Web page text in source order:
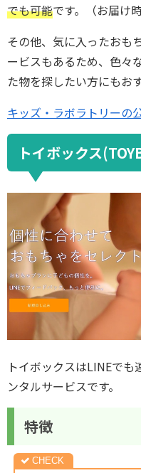
でも可能です。（お届け
その他、気に入ったおも
ービスもあるため、色々
た物を探したい方にもお
キッズ・ラボラトリーの
トイボックス
トイボックスはLINEで
ンタルサービスです。
特徴